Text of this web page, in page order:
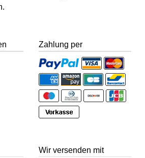
Zahlung per
Wir versenden mit